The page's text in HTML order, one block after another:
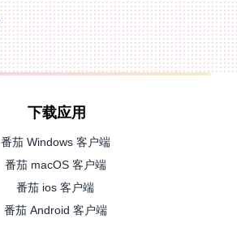
下载应用
番茄 Windows 客户端
番茄 macOS 客户端
番茄 ios 客户端
番茄 Android 客户端